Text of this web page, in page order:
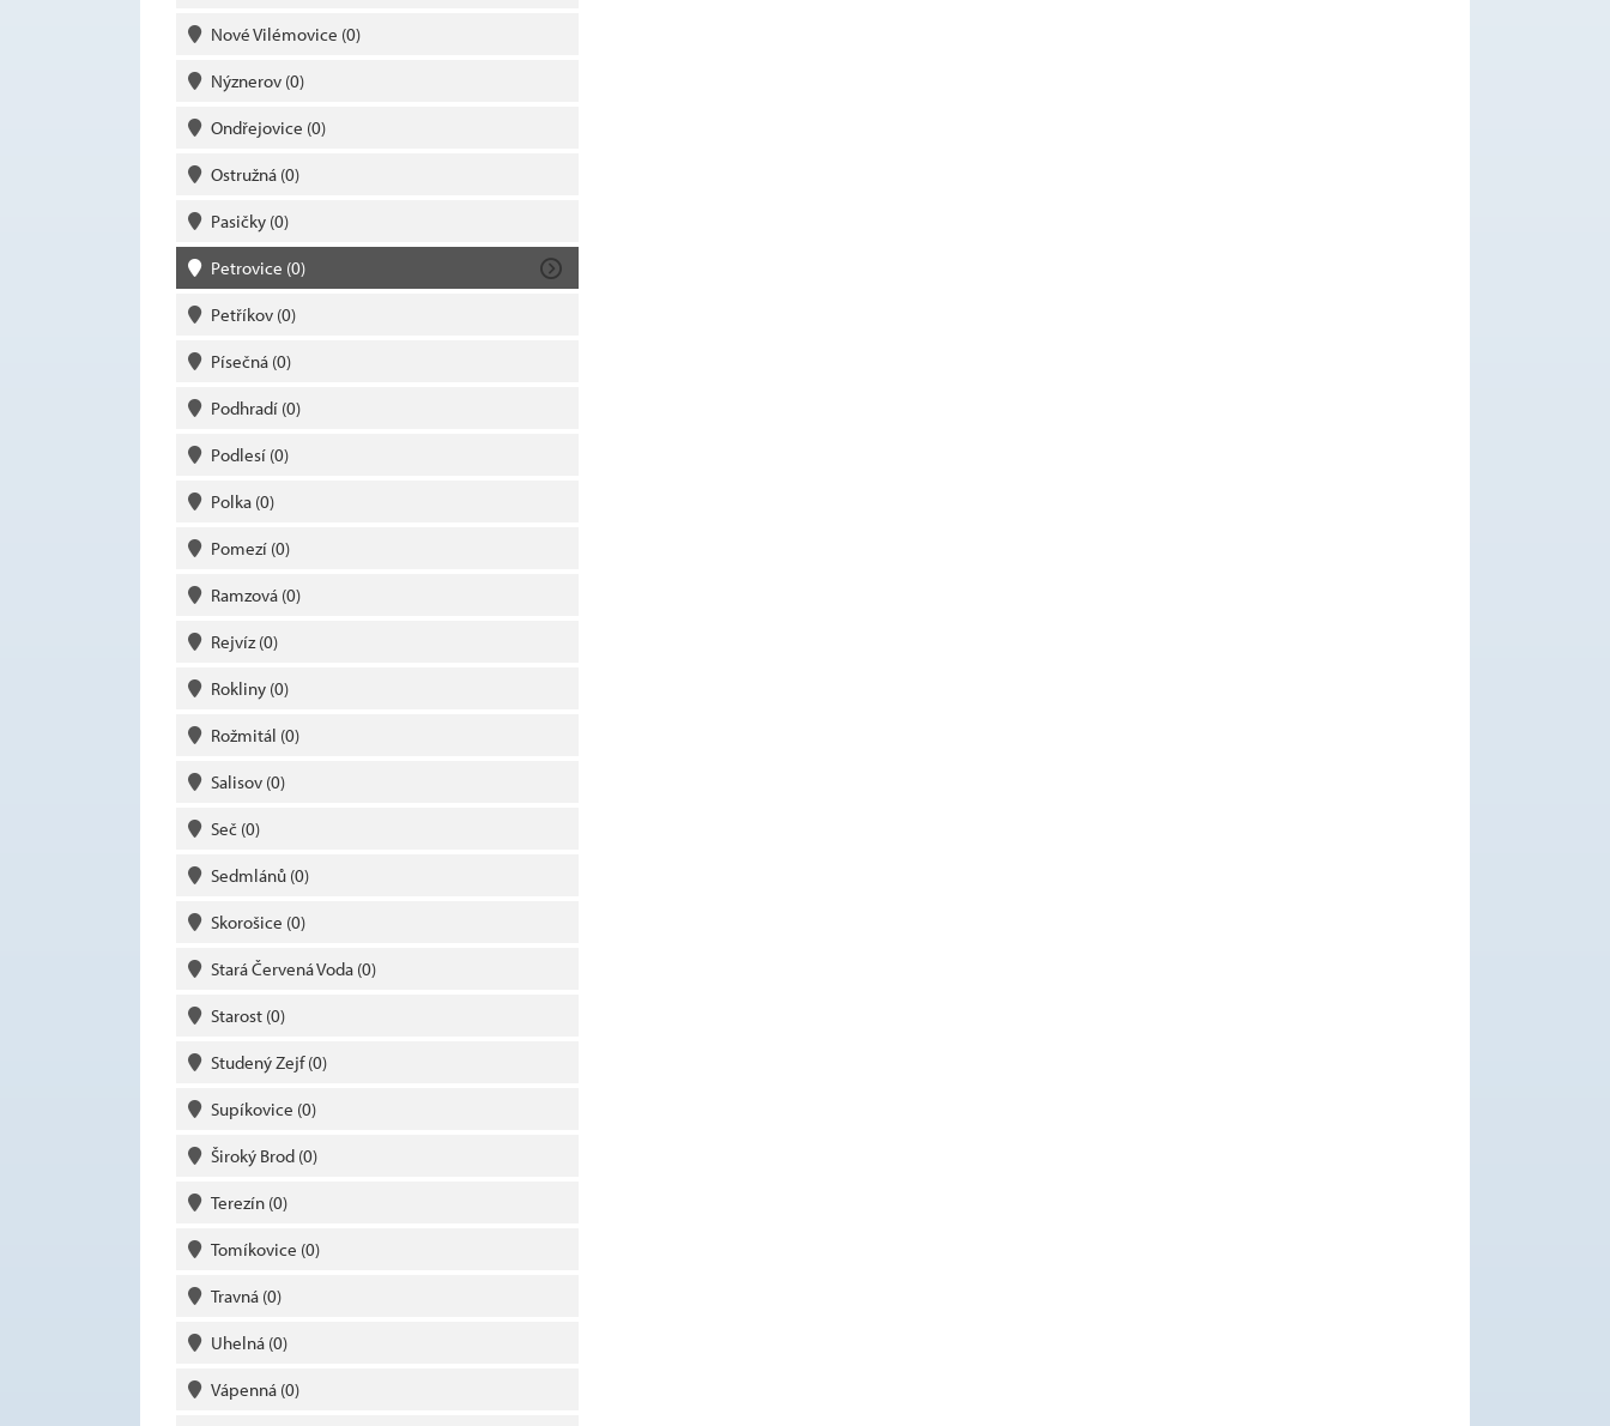
Nové Vilémovice (0)
Nýznerov (0)
Ondřejovice (0)
Ostružná (0)
Pasičky (0)
Petrovice (0)
Petříkov (0)
Písečná (0)
Podhradí (0)
Podlesí (0)
Polka (0)
Pomezí (0)
Ramzová (0)
Rejvíz(0)
Rokliny (0)
Rožmitál (0)
Salisov (0)
Seč (0)
Sedmlánů (0)
Skorošice (0)
Stará Červená Voda (0)
Starost (0)
Studený Zejf(0)
Supíkovice (0)
Široký Brod (0)
Terezín (0)
Tomíkovice (0)
Travná (0)
Uhelná (0)
Vápenná (0)